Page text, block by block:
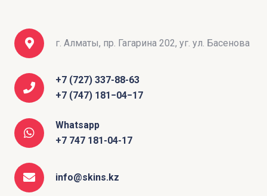
г. Алматы, пр. Гагарина 202, уг. ул. Басенова
+7 (727) 337-88-63
+7 (747) 181−04−17
Whatsapp
+7 747 181-04-17
info@skins.kz